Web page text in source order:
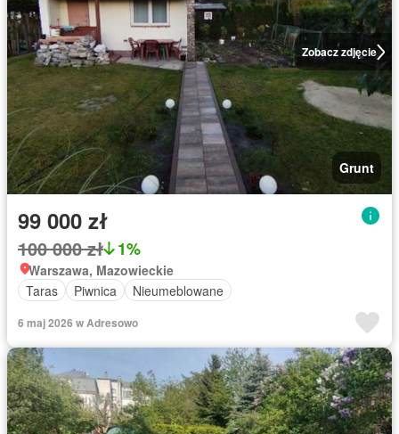
Zobacz zdjęcie
Grunt
99 000 zł
100 000 zł 1%
Warszawa, Mazowieckie
Taras
Piwnica Nieumeblowane
6 maj 2026 w Adresowo